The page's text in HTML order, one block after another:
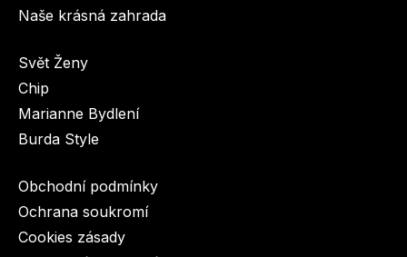
Naše krásná zahrada
Svět Ženy
Chip
Marianne Bydlení
Burda Style
Obchodní podmínky
Ochrana soukromí
Cookies zásady